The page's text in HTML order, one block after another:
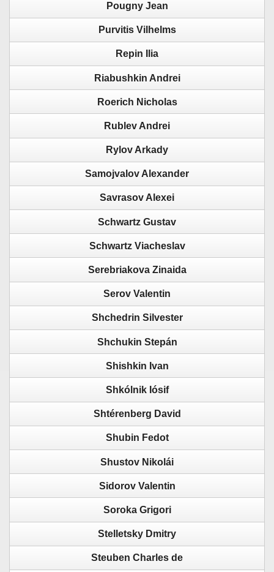
Pougny Jean
Purvitis Vilhelms
Repin Ilia
Riabushkin Andrei
Roerich Nicholas
Rublev Andrei
Rylov Arkady
Samojvalov Alexander
Savrasov Alexei
Schwartz Gustav
Schwartz Viacheslav
Serebriakova Zinaida
Serov Valentin
Shchedrin Silvester
Shchukin Stepán
Shishkin Ivan
Shkólnik Iósif
Shtérenberg David
Shubin Fedot
Shustov Nikolái
Sidorov Valentin
Soroka Grigori
Stelletsky Dmitry
Steuben Charles de